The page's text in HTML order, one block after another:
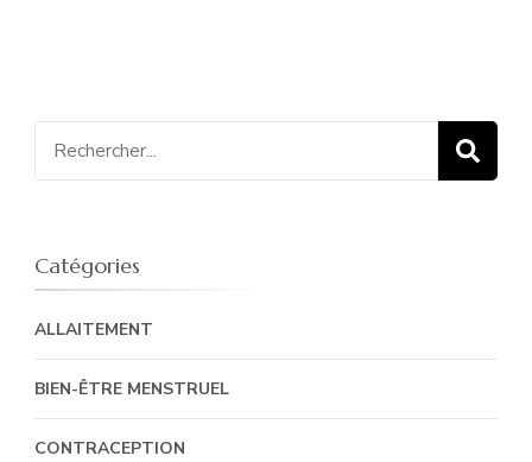
Recherche
pour
Catégories
ALLAITEMENT
BIEN-ÊTRE MENSTRUEL
CONTRACEPTION